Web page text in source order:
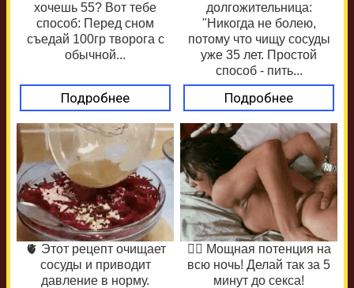
хочешь 55? Вот тебе
способ: Перед сном
съедай 100гр творога с
обычной...
Подробнее
долгожительница:
"Никогда не болею,
потому что чищу сосуды
уже 35 лет. Простой
способ - пить...
Подробнее
🫀 Этот рецепт очищает
сосуды и приводит
давление в норму.
❤️‍🔥 Мощная потенция на
всю ночь! Делай так за 5
минут до секса!